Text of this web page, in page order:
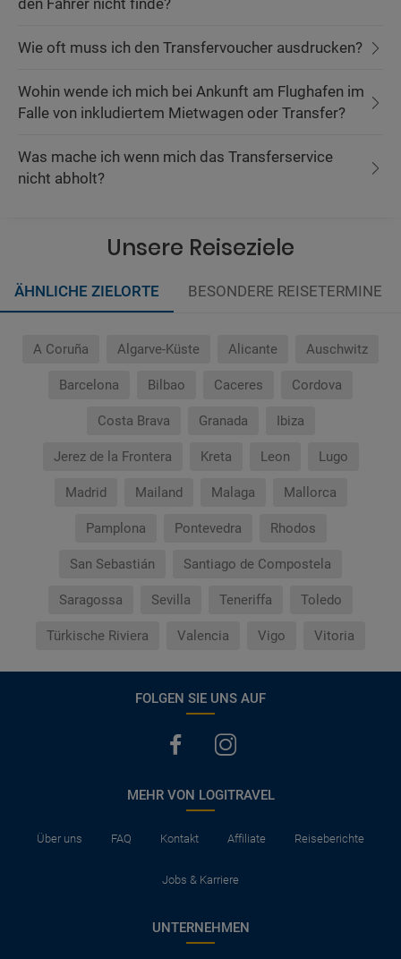
den Fahrer nicht finde?
Wie oft muss ich den Transfervoucher ausdrucken?
Wohin wende ich mich bei Ankunft am Flughafen im
Falle von inkludiertem Mietwagen oder Transfer?
Was mache ich wenn mich das Transferservice
nicht abholt?
Unsere Reiseziele
ÄHNLICHE ZIELORTE BESONDERE REISETERMINE
A Coruña Algarve-Küste Alicante Auschwitz
Barcelona Bilbao Caceres Cordova
Costa Brava Granada Ibiza
Jerez de la Frontera Kreta Leon Lugo
Madrid Mailand Malaga Mallorca
Pamplona Pontevedra Rhodos
San Sebastián Santiago de Compostela
Saragossa Sevilla Teneriffa Toledo
Türkische Riviera Valencia Vigo Vitoria
FOLGEN SIE UNS AUF
MEHR VON LOGITRAVEL
Über uns FAQ Kontakt Affiliate Reiseberichte
Jobs & Karriere
UNTERNEHMEN